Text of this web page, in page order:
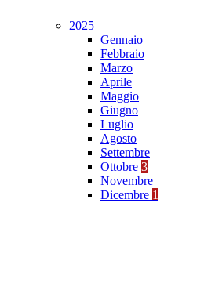
2025
Gennaio
Febbraio
Marzo
Aprile
Maggio
Giugno
Luglio
Agosto
Settembre
Ottobre 3
Novembre
Dicembre 1